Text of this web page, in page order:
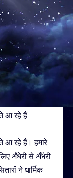
आ रहे हैं
आ रहे हैं। हमारे
अँधेरी से अँधेरी
ने धार्मिक